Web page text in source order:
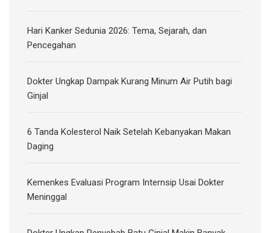
Hari Kanker Sedunia 2026: Tema, Sejarah, dan
Pencegahan
Dokter Ungkap Dampak Kurang Minum Air Putih bagi
Ginjal
6 Tanda Kolesterol Naik Setelah Kebanyakan Makan
Daging
Kemenkes Evaluasi Program Internsip Usai Dokter
Meninggal